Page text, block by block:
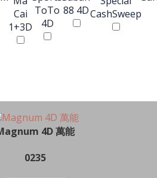
4D 萬能
0235